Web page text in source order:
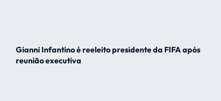
Gianni Infantino é reeleito presidente da FIFA após
reunião executiva